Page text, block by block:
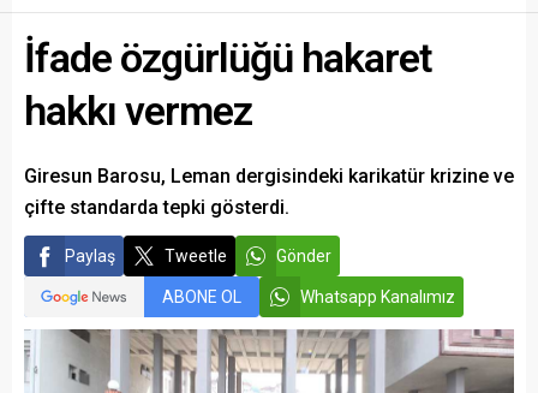
İfade özgürlüğü hakaret
hakkı vermez
Giresun Barosu, Leman dergisindeki karikatür krizine ve
çifte standarda tepki gösterdi.
Paylaş Tweetle Gönder
ABONE OL Whatsapp Kanalımız